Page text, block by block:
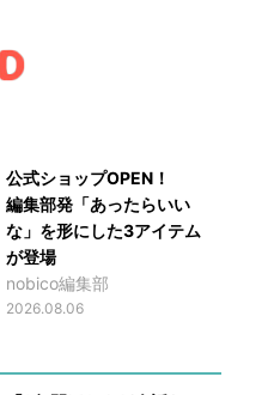
公式ショップOPEN！
編集部発「あったらいい
な」を形にした3アイテム
が登場
nobico編集部
2026.08.06